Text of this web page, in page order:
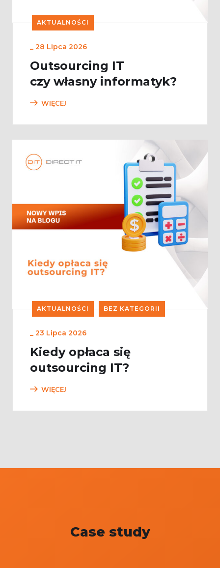
AKTUALNOŚCI
_ 28 Lipca 2026
Outsourcing IT
czy własny informatyk?
WIĘCEJ
AKTUALNOŚCI BEZ KATEGORII
_ 23 Lipca 2026
Kiedy opłaca się
outsourcing IT?
WIĘCEJ
Case study